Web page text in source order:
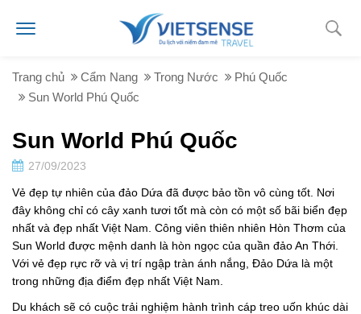
Trang chủ Cẩm Nang Trong Nước
Phú Quốc
Sun World Phú Quốc
Sun World Phú Quốc
27/09/2023
Vẻ đẹp tự nhiên của đảo Dứa đã được bảo tồn vô cùng tốt. Nơi
đây không chỉ có cây xanh tươi tốt mà còn có một số bãi biển đẹp
nhất và đẹp nhất Việt Nam. Công viên thiên nhiên Hòn Thơm của
Sun World được mệnh danh là hòn ngọc của quần đảo An Thới.
Với vẻ đẹp rực rỡ và vị trí ngập tràn ánh nắng, Đảo Dứa là một
trong những địa điểm đẹp nhất Việt Nam.
Du khách sẽ có cuộc trải nghiệm hành trình cáp treo uốn khúc dài